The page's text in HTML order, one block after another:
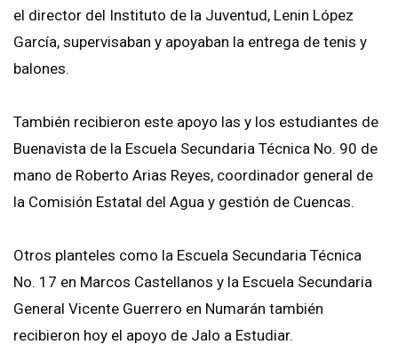
el director del Instituto de la Juventud, Lenin López
García, supervisaban y apoyaban la entrega de tenis y
balones.
También recibieron este apoyo las y los estudiantes de
Buenavista de la Escuela Secundaria Técnica No. 90 de
mano de Roberto Arias Reyes, coordinador general de
la Comisión Estatal del Agua y gestión de Cuencas.
Otros planteles como la Escuela Secundaria Técnica
No. 17 en Marcos Castellanos y la Escuela Secundaria
General Vicente Guerrero en Numarán también
recibieron hoy el apoyo de Jalo a Estudiar.